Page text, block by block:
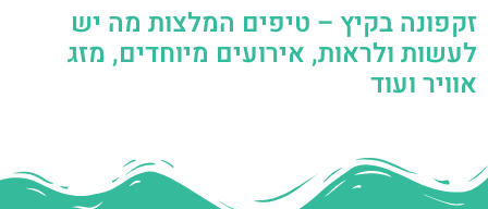
זקפונה בקיץ – טיפים המלצות מה יש
לעשות ולראות, אירועים מיוחדים, מזג
אוויר ועוד